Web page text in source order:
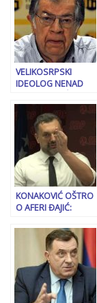
utjecati da se
presuda i potvrdi
VELIKOSRPSKI
IDEOLOG NENAD
NAJAVLJUJE SUKOB
“KOLEKTIVNOG
ZAPADA” I
“TRUMPOVIH SAD”:
“Dodik je
nepokoren, RS ima
plan!”
KONAKOVIĆ OŠTRO
O AFERI ĐAJIĆ:
ubila dva dječaka, a
niko nije
odgovarao!”